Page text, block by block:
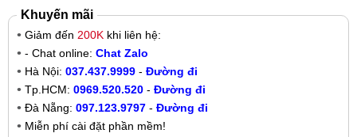
Khuyến mãi
Giảm đến 200K khi liên hệ:
- Chat online: Chat Zalo
Hà Nội: 037.437.9999 - Đường đi
Tp.HCM: 0969.520.520 - Đường đi
Đà Nẵng: 097.123.9797 - Đường đi
Miễn phí cài đặt phần mềm!